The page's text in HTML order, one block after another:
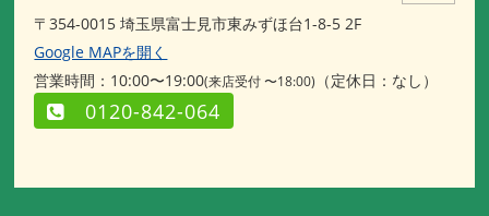
〒354-0015 埼玉県富士見市東みずほ台1-8-5 2F
Google MAPを開く
営業時間：10:00〜19:00(来店受付 〜18:00) （定休日：なし）
0120-842-064